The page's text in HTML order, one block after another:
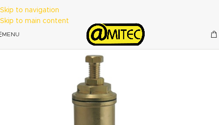
Skip to navigation
Skip to main content
MENU